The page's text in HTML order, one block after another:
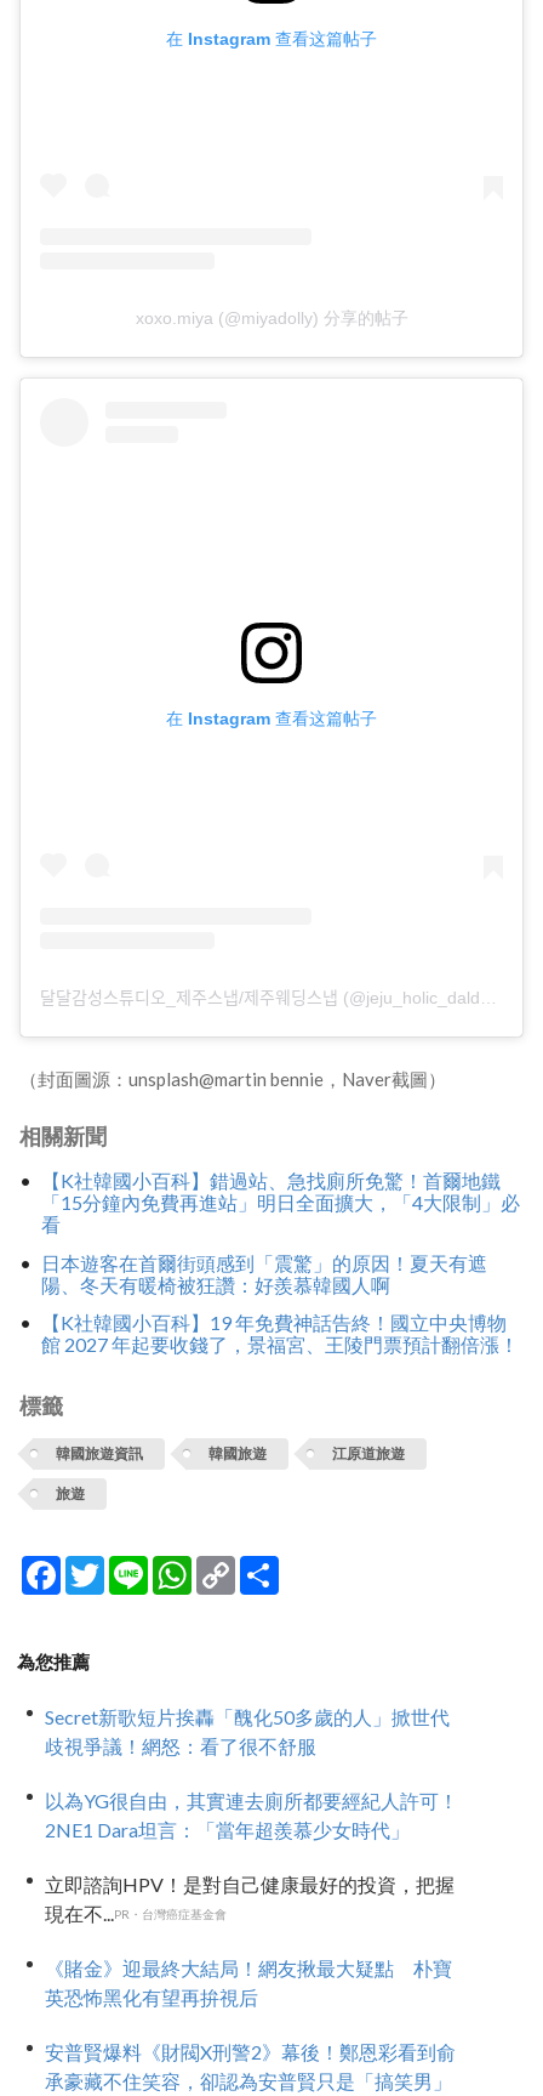
在 Instagram 查看这篇帖子
xoxo.miya (@miyadolly) 分享的帖子
在 Instagram 查看这篇帖子
（封面圖源：unsplash@martin bennie，Naver截圖）
相關新聞
【K社韓國小百科】錯過站、急找廁所免驚！首爾地鐵
「15分鐘內免費再進站」明日全面擴大，「4大限制」必
看
日本遊客在首爾街頭感到「震驚」的原因！夏天有遮
陽、冬天有暖椅被狂讚：好羨慕韓國人啊
【K社韓國小百科】19 年免費神話告終！國立中央博物
館 2027 年起要收錢了，景福宮、王陵門票預計翻倍漲！
標籤
韓國旅遊資訊 韓國旅遊 江原道旅遊
旅遊
Facebook
TwitterLine WhatsApp
Copy
Link
為您推薦
Secret新歌短片挨轟「醜化50多歲的人」掀世代
歧視爭議！網怒：看了很不舒服
以為YG很自由，其實連去廁所都要經紀人許可！
2NE1 Dara坦言：「當年超羨慕少女時代」
立即諮詢HPV！是對自己健康最好的投資，把握
現在不...PR・台灣癌症基金會
《賭金》迎最終大結局！網友揪最大疑點 朴寶
英恐怖黑化有望再拚視后
安普賢爆料《財閥X刑警2》幕後！鄭恩彩看到俞
承豪藏不住笑容，卻認為安普賢只是「搞笑男」